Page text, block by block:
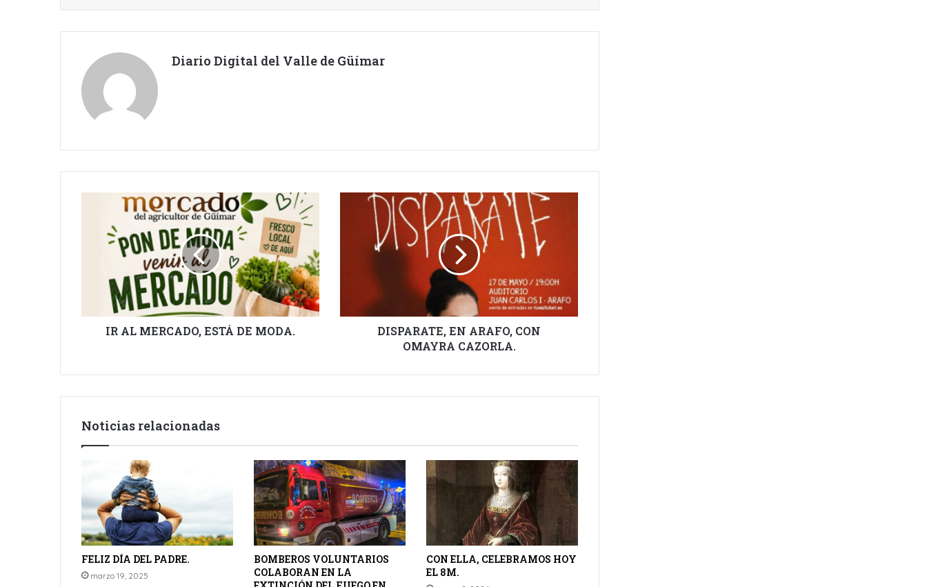
Diario Digital del Valle de Güímar
MERCADO,
IR AL MERCADO, ESTÁ DE MODA.
DISPARATE,
DISPARATE, EN ARAFO, CON
OMAYRA CAZORLA.
Noticias relacionadas
FELIZ DÍA DEL PADRE.
marzo 19, 2025
BOMBEROS VOLUNTARIOS
COLABORAN EN LA
CON ELLA, CELEBRAMOS HOY
EL 8M.